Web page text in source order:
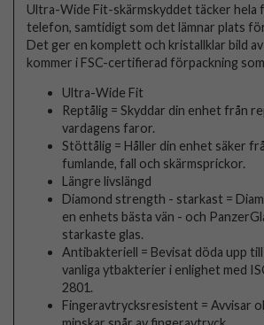
Ultra-Wide Fit-skärmskyddet täcker hela
telefon, samtidigt som det lämnar plats
Det ger en komplett och kristallklar bild
kommer i FSC-certifierad förpackning
Ultra-Wide Fit
Reptålig = Skyddar din enhet från
vardagens faror.
Stöttålig = Håller din enhet säker
fumlande, fall och skärmsprickor.
Längre livslängd
Diamond strength - starkast =
en enhets bästa vän - och
starkaste glas.
Antibakteriell = Bevisat döda upp till
vanliga ytbakterier i enlighet med
2801.
Fingeravtrycksresistent = Avvisar